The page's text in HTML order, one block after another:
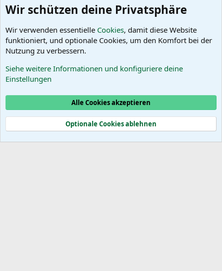
R
Facebook-Gruppe des
PortugalForums
Facebook-Gruppe "Urlaub in
Portugal"
Das PortugalForum ohne
Community platform by XenForo® © 2010-2025 XenForo Ltd.
Wir schützen deine Privatsphäre
Wir verwenden essentielle Cookies, damit diese Website
funktioniert, und optionale Cookies, um den Komfort bei der
Nutzung zu verbessern.
Siehe weitere Informationen und konfiguriere deine
Einstellungen
Alle Cookies akzeptieren
Optionale Cookies ablehnen